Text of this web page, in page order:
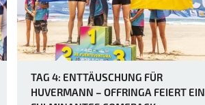
TAG 4: ENTTÄUSCHUNG FÜR
HUVERMANN – OFFRINGA FEIERT EIN